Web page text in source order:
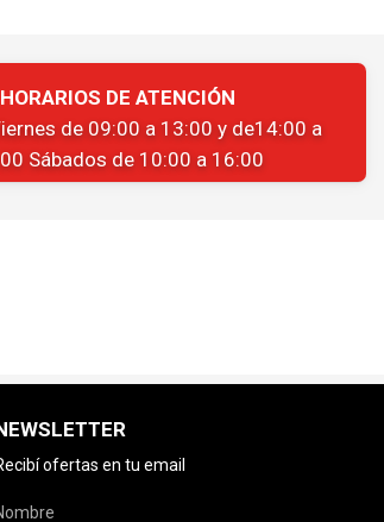
HORARIOS DE ATENCIÓN
de 09:00 a 13:00 y de14:00 a
Sábados de 10:00 a 16:00
ofertas en tu email